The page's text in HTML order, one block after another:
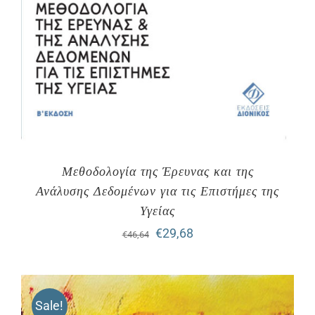
Μεθοδολογία της Έρευνας και της
Ανάλυσης Δεδομένων για τις Επιστήμες της
Υγείας
€46,64
Original
was:
€46,64.
€29,68Η
τιμή
είναι:
Sale!